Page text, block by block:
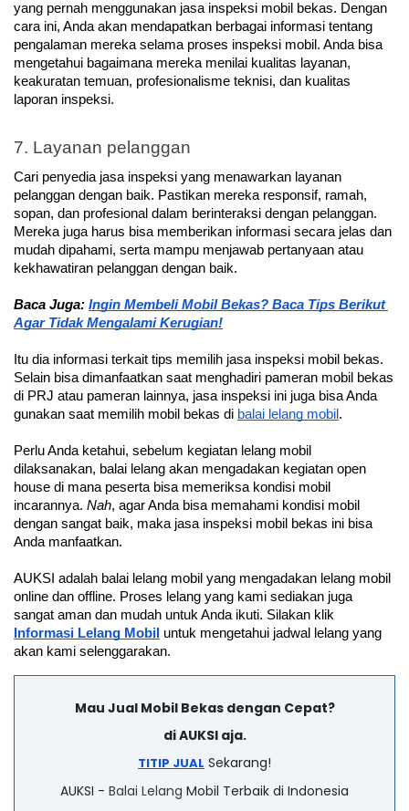
yang pernah menggunakan jasa inspeksi mobil bekas. Dengan
cara ini, Anda akan mendapatkan berbagai informasi tentang
pengalaman mereka selama proses inspeksi mobil. Anda bisa
mengetahui bagaimana mereka menilai kualitas layanan,
keakuratan temuan, profesionalisme teknisi, dan kualitas
laporan inspeksi.
7. Layanan pelanggan
Cari penyedia jasa inspeksi yang menawarkan layanan
pelanggan dengan baik. Pastikan mereka responsif, ramah,
sopan, dan profesional dalam berinteraksi dengan pelanggan.
Mereka juga harus bisa memberikan informasi secara jelas dan
mudah dipahami, serta mampu menjawab pertanyaan atau
kekhawatiran pelanggan dengan baik.
Baca Juga: Ingin Membeli Mobil Bekas? Baca Tips Berikut
Agar Tidak Mengalami Kerugian!
Itu dia informasi terkait tips memilih jasa inspeksi mobil bekas.
Selain bisa dimanfaatkan saat menghadiri pameran mobil bekas
di PRJ atau pameran lainnya, jasa inspeksi ini juga bisa Anda
gunakan saat memilih mobil bekas di balai lelang mobil .
Perlu Anda ketahui, sebelum kegiatan lelang mobil
dilaksanakan, balai lelang akan mengadakan kegiatan open
house di mana peserta bisa memeriksa kondisi mobil
incarannya. Nah, agar Anda bisa memahami kondisi mobil
dengan sangat baik, maka jasa inspeksi mobil bekas ini bisa
Anda manfaatkan.
AUKSI adalah balai lelang mobil yang mengadakan lelang mobil
online dan offline. Proses lelang yang kami sediakan juga
Informasi Lelang Mobil untuk mengetahui jadwal lelang yang
akan kami selenggarakan.
Mau Jual Mobil Bekas dengan Cepat?
di AUKSI aja.
TITIP JUAL Sekarang!
AUKSI - Balai Lelang Mobil Terbaik di Indonesia